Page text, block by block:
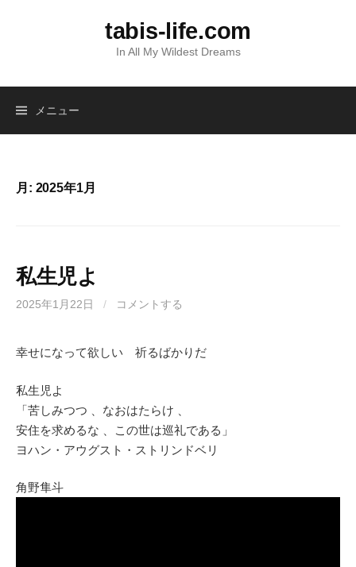
ツ
tabis-life.com
In All My Wildest Dreams
メニュー
月: 2025年1月
私生児よ
2025年1月22日 / コメントする
幸せになって欲しい 祈るばかりだ
私生児よ
「苦しみつつ 、なおはたらけ 、
安住を求めるな 、この世は巡礼である」
ヨハン・アウグスト・ストリンドベリ
角野隼斗